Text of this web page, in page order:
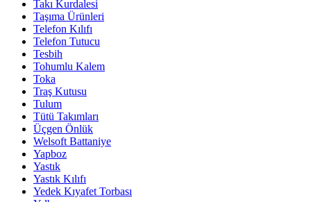
Takı Kurdalesi
Taşıma Ürünleri
Telefon Kılıfı
Telefon Tutucu
Tesbih
Tohumlu Kalem
Toka
Traş Kutusu
Tulum
Tütü Takımları
Üçgen Önlük
Welsoft Battaniye
Yapboz
Yastık
Yastık Kılıfı
Yedek Kıyafet Torbası